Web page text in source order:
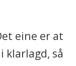
eine er at
så